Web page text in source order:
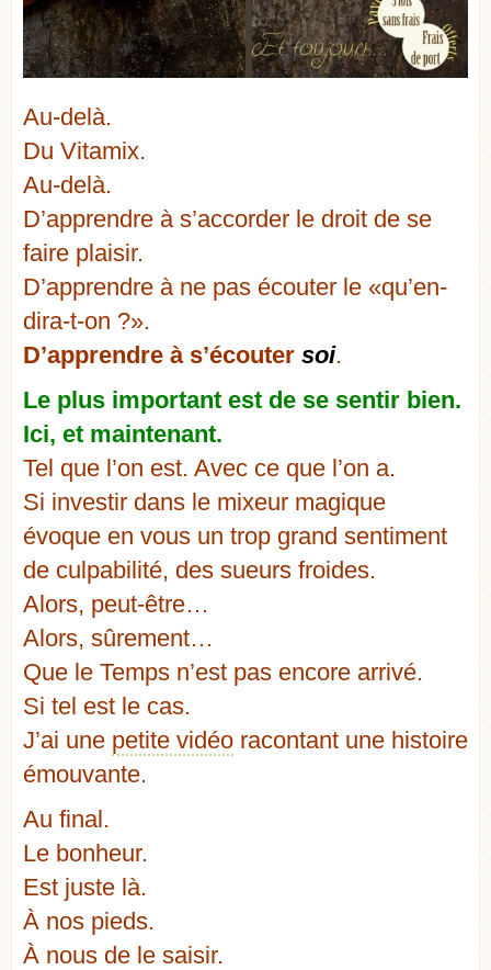
Au-delà.
Du Vitamix.
Au-delà.
D’apprendre à s’accorder le droit de se
faire plaisir.
D’apprendre à ne pas écouter le «qu’en-
dira-t-on ?».
D’apprendre à s’écouter soi.
Le plus important est de se sentir bien.
Ici, et maintenant.
Tel que l’on est. Avec ce que l’on a.
Si investir dans le mixeur magique
évoque en vous un trop grand sentiment
de culpabilité, des sueurs froides.
Alors, peut-être…
Alors, sûrement…
Que le Temps n’est pas encore arrivé.
Si tel est le cas.
J’ai une petite vidéo racontant une histoire
émouvante.
Au final.
Le bonheur.
Est juste là.
À nos pieds.
À nous de le saisir.